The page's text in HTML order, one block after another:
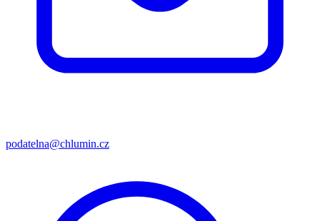
podatelna@chlumin.cz